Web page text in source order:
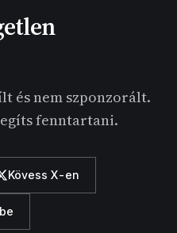
és nem szponzorált.
fenntartani.
Kövess X-en